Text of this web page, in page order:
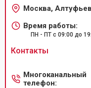
Москва,
Время работы:
ПН - ПТ с 09:00 до
Контакты
Многоканальный
телефон: